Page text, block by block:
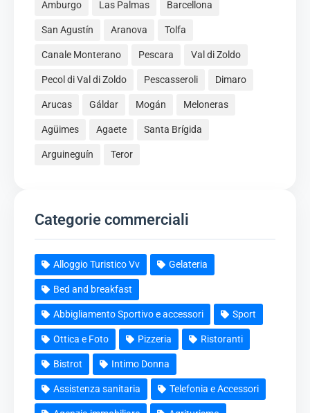
Amburgo Las Palmas Barcellona
San Agustín Aranova Tolfa
Canale Monterano Pescara Val di Zoldo
Pecol di Val di Zoldo Pescasseroli Dimaro
Arucas Gáldar Mogán Meloneras
Agüimes Agaete Santa Brígida
Arguineguín Teror
Categorie commerciali
Alloggio Turistico Vv Gelateria
Bed and breakfast
Abbigliamento Sportivo e accessori Sport
Ottica e Foto Pizzeria Ristoranti
Bistrot Intimo Donna
Assistenza sanitaria Telefonia e Accessori